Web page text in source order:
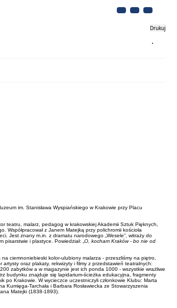
Drukuj
im. Stanisława Wyspiańskiego w Krakowie przy Placu
teatru, malarz, pedagog w krakowskiej Akademii Sztuk Pięknych,
Współpracował z Janem Matejką przy polichromii kościoła
Jest znany m.in. z dramatu narodowego „Wesele”, witraży do
i plastyce. Powiedział: „ O, kocham Kraków - bo nie od
ciemnoniebieski kolor-ulubiony malarza - przeszliśmy na piętro,
oraz plakaty, rekwizyty i filmy z przedstawień teatralnych:
zabytków a w magazynie jest ich ponda 1000 - wszystkie wrażliwe
budynku znajduje się lapidarium-ścieżka edukacyjna, fragmenty
po Krakowie. W wycieczce uczestniczyli członkowie Klubu: Marta
Tarchała i Barbara Rosławiecka ze Stowarzyszenia
Matejki (1838-1893).